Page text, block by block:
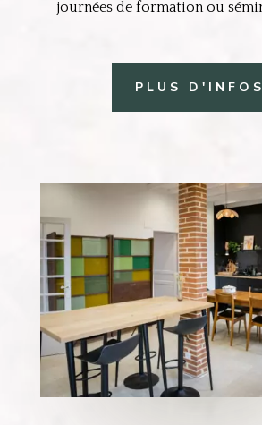
journées de formation ou
PLUS D'INFOS